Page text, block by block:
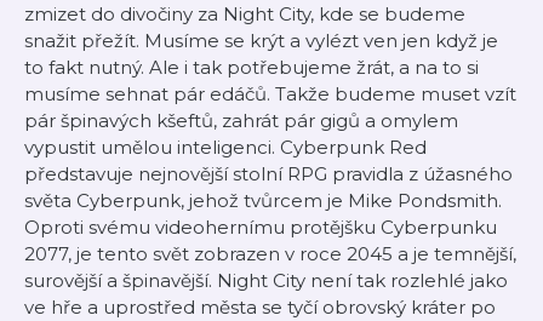
zmizet do divočiny za Night City, kde se budeme
snažit přežít. Musíme se krýt a vylézt ven jen když je
to fakt nutný. Ale i tak potřebujeme žrát, a na to si
musíme sehnat pár edáčů. Takže budeme muset vzít
pár špinavých kšeftů, zahrát pár gigů a omylem
vypustit umělou inteligenci. Cyberpunk Red
představuje nejnovější stolní RPG pravidla z úžasného
světa Cyberpunk, jehož tvůrcem je Mike Pondsmith.
Oproti svému videohernímu protějšku Cyberpunku
2077, je tento svět zobrazen v roce 2045 a je temnější,
surovější a špinavější. Night City není tak rozlehlé jako
ve hře a uprostřed města se tyčí obrovský kráter po